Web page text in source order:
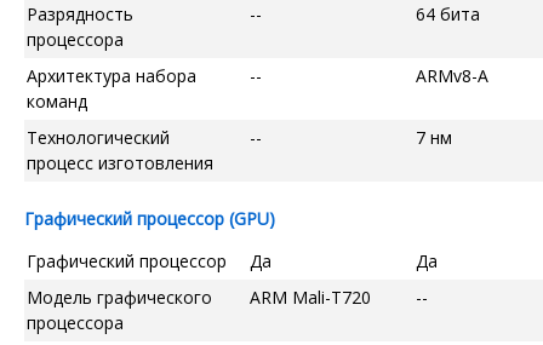
Разрядность
процессора
-- 64 бита
Архитектура набора
команд
-- ARMv8-A
Технологический
процесс изготовления
-- 7 нм
Графический процессор (GPU)
Графический процессор
Да
Да
Модель графического
процессора
ARM Mali-T720 --